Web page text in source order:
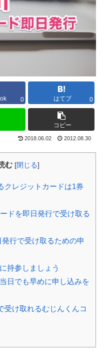
0 はてブ 0
コピー
2018.06.02 2012.08.30
む [閉じる]
クレジットカードは1券
ドを即日発行で受け取る
行で受け取るための申
持参しましょう
日でも早めに申し込みを
受け取れるむじんくんコ